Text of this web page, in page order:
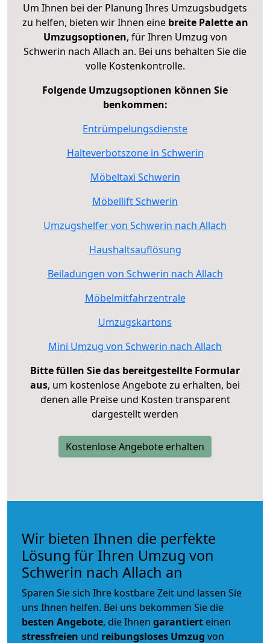
Um Ihnen bei der Planung Ihres Umzugsbudgets
zu helfen, bieten wir Ihnen eine breite Palette an
Umzugsoptionen, für Ihren Umzug von
Schwerin nach Allach an. Bei uns behalten Sie die
volle Kostenkontrolle.
Folgende Umzugsoptionen können Sie
benkommen:
Entrümpelungsdienste
Halteverbotszone in Schwerin
Möbeltaxi Schwerin
Möbellift Schwerin
Umzugshelfer von Schwerin nach Allach
Haushaltsauflösung
Beiladungen von Schwerin nach Allach
Möbelmitfahrzentrale
Umzugskartons
Mini Umzug von Schwerin nach Allach
Bitte füllen Sie das bereitgestellte Formular
aus, um kostenlose Angebote zu erhalten, bei
denen alle Preise und Kosten transparent
dargestellt werden
Kostenlose Angebote erhalten
Wir bieten Ihnen die perfekte
Lösung für Ihren Umzug von
Schwerin nach Allach an
Sparen Sie sich Ihre kostbare Zeit und lassen Sie
uns Ihnen helfen. Bei uns bekommen Sie die
besten Angebote, die Ihnen garantiert einen
stressfreien und reibungsloses Umzug von